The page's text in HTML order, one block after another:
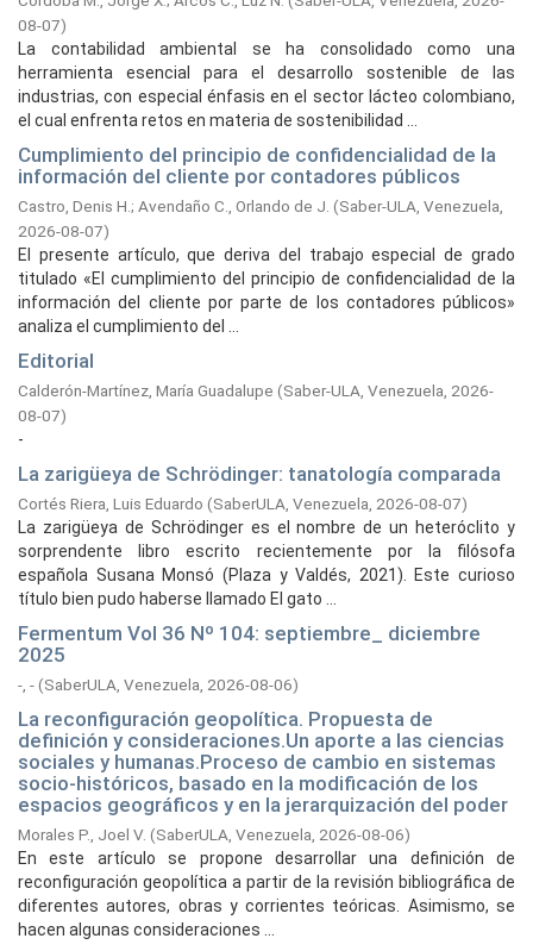
08-07)
La contabilidad ambiental se ha consolidado como una
herramienta esencial para el desarrollo sostenible de las
industrias, con especial énfasis en el sector lácteo colombiano,
el cual enfrenta retos en materia de sostenibilidad ...
Cumplimiento del principio de confidencialidad de la
información del cliente por contadores públicos
Castro, Denis H. ; Avendaño C., Orlando de J. (Saber-ULA, Venezuela,
2026-08-07)
El presente artículo, que deriva del trabajo especial de grado
titulado «El cumplimiento del principio de confidencialidad de la
información del cliente por parte de los contadores públicos»
analiza el cumplimiento del ...
Editorial
Calderón-Martínez, María Guadalupe (Saber-ULA, Venezuela, 2026-
08-07)
-
La zarigüeya de Schrödinger: tanatología comparada
Cortés Riera, Luis Eduardo (SaberULA, Venezuela, 2026-08-07)
La zarigüeya de Schrödinger es el nombre de un heteróclito y
sorprendente libro escrito recientemente por la filósofa
española Susana Monsó (Plaza y Valdés, 2021). Este curioso
título bien pudo haberse llamado El gato ...
Fermentum Vol 36 Nº 104: septiembre_ diciembre
2025
-, -(SaberULA, Venezuela, 2026-08-06)
La reconfiguración geopolítica. Propuesta de
definición y consideraciones.Un aporte a las ciencias
sociales y humanas.Proceso de cambio en sistemas
socio-históricos, basado en la modificación de los
espacios geográficos y en la jerarquización del poder
Morales P., Joel V. (SaberULA, Venezuela, 2026-08-06)
En este artículo se propone desarrollar una definición de
reconfiguración geopolítica a partir de la revisión bibliográfica de
diferentes autores, obras y corrientes teóricas. Asimismo, se
hacen algunas consideraciones ...